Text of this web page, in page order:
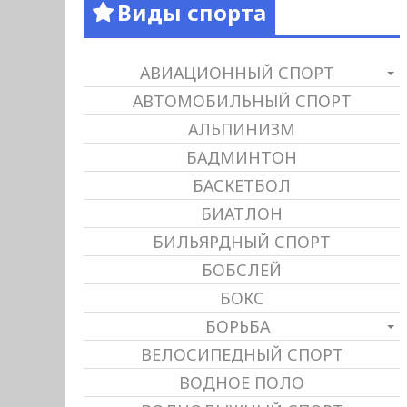
Виды спорта
АВИАЦИОННЫЙ СПОРТ
АВТОМОБИЛЬНЫЙ СПОРТ
АЛЬПИНИЗМ
БАДМИНТОН
БАСКЕТБОЛ
БИАТЛОН
БИЛЬЯРДНЫЙ СПОРТ
БОБСЛЕЙ
БОКС
БОРЬБА
ВЕЛОСИПЕДНЫЙ СПОРТ
ВОДНОЕ ПОЛО